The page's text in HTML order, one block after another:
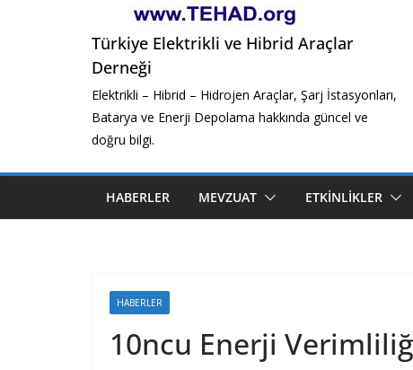
Türkiye Elektrikli ve Hibrid Araçlar
Derneği
Elektrikli – Hibrid – Hidrojen Araçlar, Şarj İstasyonları,
Batarya ve Enerji Depolama hakkında güncel ve
doğru bilgi.
HABERLER MEVZUAT ETKINLIKLER
HABERLER
10ncu Enerji